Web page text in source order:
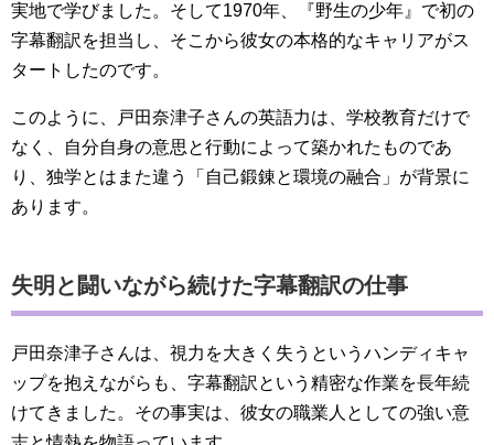
実地で学びました。そして1970年、『野生の少年』で初の
字幕翻訳を担当し、そこから彼女の本格的なキャリアがス
タートしたのです。
このように、戸田奈津子さんの英語力は、学校教育だけで
なく、自分自身の意思と行動によって築かれたものであ
り、独学とはまた違う「自己鍛錬と環境の融合」が背景に
あります。
失明と闘いながら続けた字幕翻訳の仕事
戸田奈津子さんは、視力を大きく失うというハンディキャ
ップを抱えながらも、字幕翻訳という精密な作業を長年続
けてきました。その事実は、彼女の職業人としての強い意